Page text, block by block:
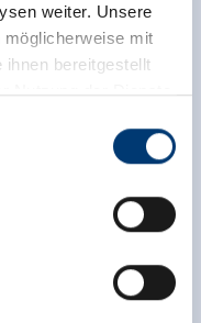
weiter. Unsere
mit
bereitgestellt
Nutzung der Dienste